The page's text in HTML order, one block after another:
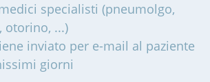
specialisti (pneumolgo,
otorino, ...)
inviato per e-mail al paziente
giorni